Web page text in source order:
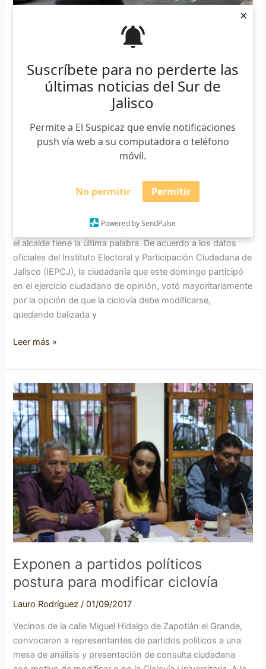
Suscríbete para no perderte las
últimas noticias del Sur de
Jalisco
Permite a El Suspicaz que envíe notificaciones
push vía web a su computadora o teléfono
móvil.
No permitir Permitir
Powered by SendPulse
×
Zapotlenses
La consulta ciudadana terminó, la ciudadanía decidió, pero
el alcalde tiene la última palabra. De acuerdo a los datos
oficiales del Instituto Electoral y Participación Ciudadana de
Jalisco (IEPCJ), la ciudadanía que este domingo participó
en el ejercicio ciudadano de opinión, votó mayoritariamente
por la opción de que la ciclovía debe modificarse,
quedando balizada y
modificarse
Leer más »
Exponen a partidos políticos
postura para modificar ciclovía
Lauro Rodríguez/01/09/2017
Vecinos de la calle Miguel Hidalgo de Zapotlán el Grande,
convocaron a representantes de partidos políticos a una
mesa de análisis y presentación de consulta ciudadana
Exponen
a
partidos
políticos
postura
para
modificar
ciclovía